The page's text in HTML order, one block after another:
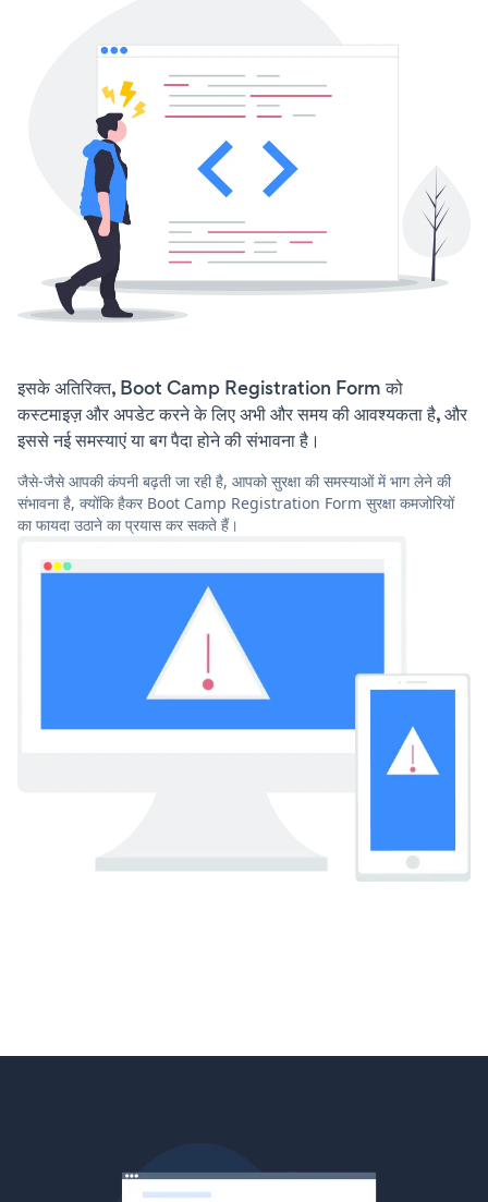
इसके अतिरिक्त, Boot Camp Registration Form को
कस्टमाइज़ और अपडेट करने के लिए अभी और समय की आवश्यकता है, और
इससे नई समस्याएं या बग पैदा होने की संभावना है।
जैसे-जैसे आपकी कंपनी बढ़ती जा रही है, आपको सुरक्षा की समस्याओं में भाग लेने की
संभावना है, क्योंकि हैकर Boot Camp Registration Form सुरक्षा कमजोरियों
का फायदा उठाने का प्रयास कर सकते हैं।